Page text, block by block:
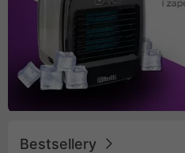
Bestsellery